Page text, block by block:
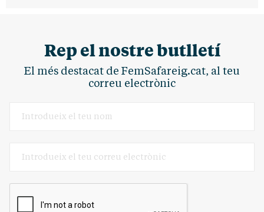
Rep el nostre butlletí
El més destacat de FemSafareig.cat, al teu
correu electrònic